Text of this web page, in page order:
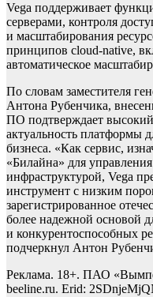
Vega поддерживает
серверами, контроля
и масштабирования
принципов cloud-native,
автоматическое
По словам заместителя
Антона Рубенчика,
ПО подтверждает высокий
актуальность платформы
бизнеса. «Как сервис,
«Билайна» для
инфраструктурой, Vega
инструмент с низким
зарегистрированное
более надежной основой
и конкурентоспособных
подчеркнул Антон
Реклама. 18+. ПАО
beeline.ru. Erid: